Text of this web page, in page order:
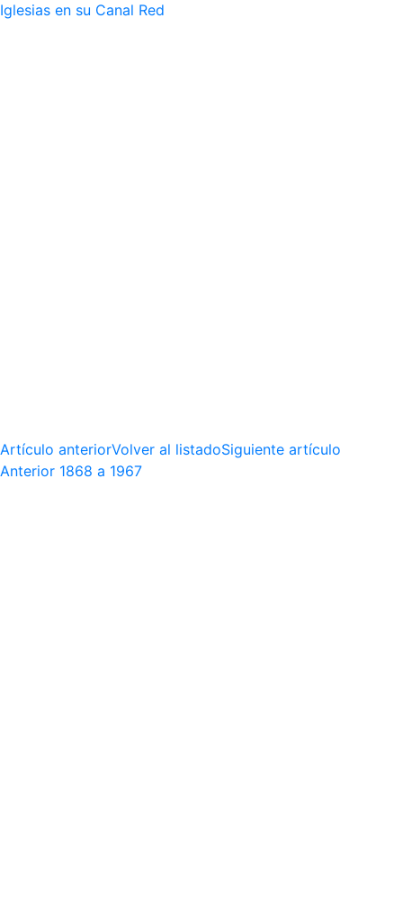
Iglesias en su Canal Red
Artículo anteriorVolver al listadoSiguiente artículo
Anterior 1868 a 1967